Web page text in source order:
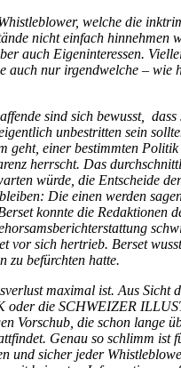
welche die
nicht einfach hinnehmen
auch Eigeninteressen.
auch nur irgendwelche –
sind sich bewusst,
unbestritten sein
geht, einer bestimmten
herrscht. Das
würde, die Entscheide
Die einen werden
konnte die Redaktionen
vor sich hertrieb. Berset
zu befürchten hatte.
maximal ist. Aus Sicht
die SCHWEIZER
Vorschub, die schon lange
Genau so schlimm ist
sicher jeder